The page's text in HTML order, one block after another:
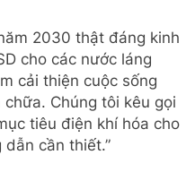
2030 thật đáng kinh
cho các nước láng
cải thiện cuộc sống
Chúng tôi kêu gọi
tiêu điện khí hóa cho
cần thiết.”